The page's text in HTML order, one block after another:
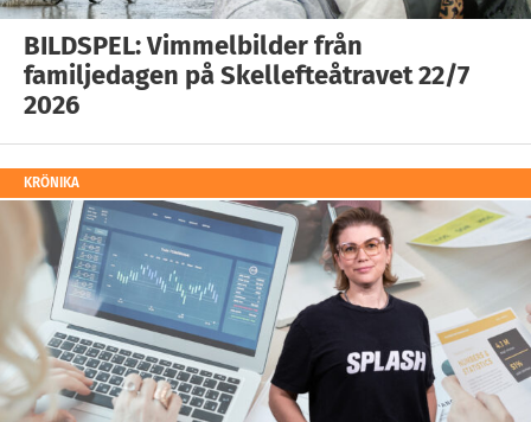
BILDSPEL: Vimmelbilder från
familjedagen på Skellefteåtravet 22/7
2026
KRÖNIKA